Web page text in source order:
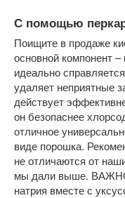
С помощью
Поищите в продаже
основной компонент
идеально
удаляет неприятные
действует
он безопаснее
отличное
виде порошка.
не отличаются от
мы дали выше.
натрия вместе с